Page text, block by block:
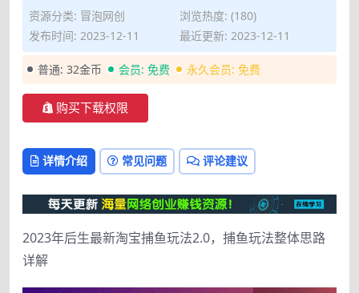
资源分类: 冒泡网创
浏览热度: (180)
发布时间: 2023-12-11
最近更新: 2023-12-11
普通: 32金币 会员: 免费 永久会员: 免费
购买下载权限
详情介绍 常见问题 评论建议
2023年后生最新淘宝捕鱼玩法2.0，捕鱼玩法整体思路
详解